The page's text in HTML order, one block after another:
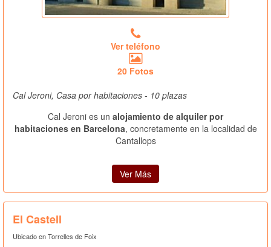
Ver teléfono
20 Fotos
Cal Jeroni, Casa por habitaciones - 10 plazas
Cal Jeroni es un alojamiento de alquiler por
habitaciones en Barcelona, concretamente en la localidad de
Cantallops
Ver Más
El Castell
Ubicado en Torrelles de Foix